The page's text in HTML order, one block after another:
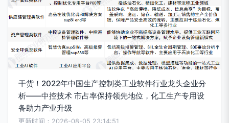
干货！2022年中国生产控制类工业软件行业龙头企业分
析——中控技术 市占率保持领先地位，化工生产专用设
备助力产业升级
更新时间：2026-08-05 23:14:51